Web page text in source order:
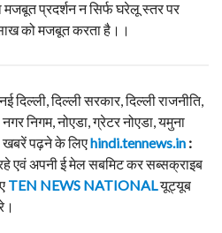
प्रदर्शन न सिर्फ घरेलू स्तर पर
को मजबूत करता है।।
दिल्ली, दिल्ली सरकार, दिल्ली राजनीति,
निगम, नोएडा, ग्रेटर नोएडा, यमुना
खबरें पढ़ने के लिएhindi.tennews.in :
एवं अपनी ई मेल सबमिट कर सब्सक्राइब
TEN NEWS NATIONALयूट्यूब